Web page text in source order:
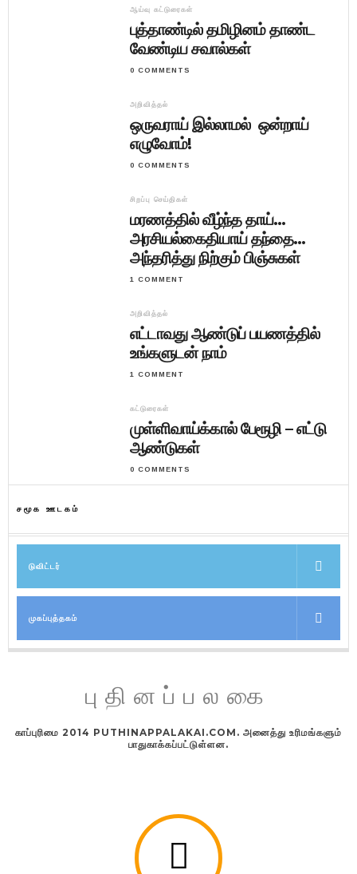
ஆய்வு கட்டுரைகள்
புத்தாண்டில் தமிழினம் தாண்ட
வேண்டிய சவால்கள்
0 COMMENTS
அறிவித்தல்
ஒருவராய் இல்லாமல் ஒன்றாய்
எழுவோம்!
0 COMMENTS
சிறப்பு செய்திகள்
மரணத்தில் வீழ்ந்த தாய்…
அரசியல்கைதியாய் தந்தை…
அந்தரித்து நிற்கும் பிஞ்சுகள்
1 COMMENT
அறிவித்தல்
எட்டாவது ஆண்டுப் பயணத்தில்
உங்களுடன் நாம்
1 COMMENT
கட்டுரைகள்
முள்ளிவாய்க்கால் பேரூழி – எட்டு
ஆண்டுகள்
0 COMMENTS
சமூக ஊடகம்
டுவிட்டர்
முகப்புத்தகம்
புதினப்பலகை
காப்புரிமை 2014 PUTHINAPPALAKAI.COM. அனைத்து உரிமங்களும்
பாதுகாக்கப்பட்டுள்ளன.